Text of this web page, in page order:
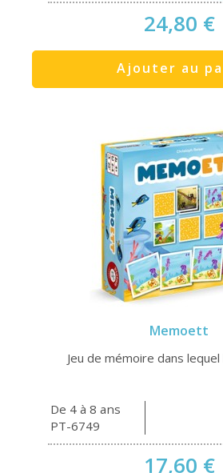
24,80 €
Ajouter au
Memoett
Jeu de mémoire dans lequel
De 4 à 8 ans
PT-6749
17,60 €